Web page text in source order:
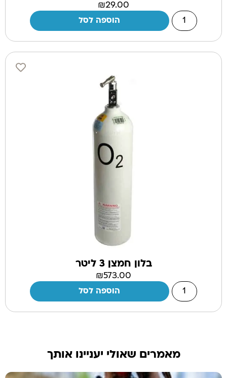
₪29.00
הוספה לסל
בלון חמצן 3 ליטר
₪573.00
הוספה לסל
מאמרים שאולי יעניינו אותך